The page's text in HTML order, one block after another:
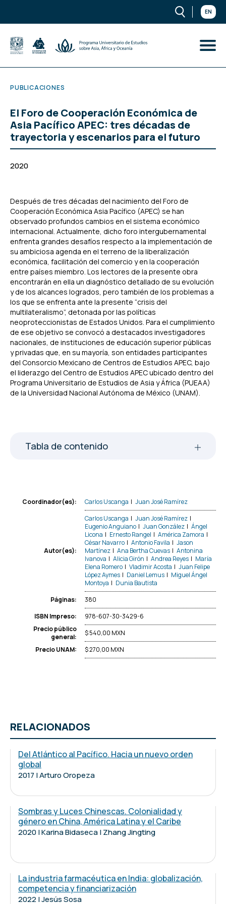
EN
PUBLICACIONES
El Foro de Cooperación Económica de
Asia Pacífico APEC: tres décadas de
trayectoria y escenarios para el futuro
2020
Después de tres décadas del nacimiento del Foro de
Cooperación Económica Asia Pacífico (APEC) se han
observado profundos cambios en el sistema económico
internacional. Actualmente, dicho foro intergubernamental
enfrenta grandes desafíos respecto a la implementación de
su ambiciosa agenda en el terreno de la liberalización
económica, facilitación del comercio y en la cooperación
entre países miembro. Los lectores de la presente obra
encontrarán en ella un diagnóstico detallado de su evolución
y de los alcances logrados, pero también de los problemas a
los que se enfrenta ante la presente “crisis del
multilateralismo”, detonada por las políticas
neoproteccionistas de Estados Unidos. Para el cumplimiento
de ese objetivo se convocó a destacados investigadores
nacionales, de instituciones de educación superior públicas
y privadas que, en su mayoría, son entidades participantes
del Consorcio Mexicano de Centros de Estudios APEC, bajo
el liderazgo del Centro de Estudios APEC ubicado dentro del
Programa Universitario de Estudios de Asia y África (PUEAA)
de la Universidad Nacional Autónoma de México (UNAM).
Tabla de contenido
Coordinador(es): Carlos Uscanga | Juan José Ramírez
Autor(es):
Carlos Uscanga | Juan José Ramírez|
Eugenio Anguiano| Juan González| Ángel
Licona | Ernesto Rangel | América Zamora |
César Navarro| Antonio Favila | Jason
Martínez| Ana Bertha Cuevas| Antonina
Ivanova | Alicia Girón | Andrea Reyes| María
Elena Romero| Vladimir Acosta | Juan Felipe
López Aymes| Daniel Lemus| Miguel Ángel
Montoya | Dunia Bautista
Páginas:
380
ISBN Impreso:
978-607-30-3429-6
Precio público
general:
$ 540,00 MXN
Precio UNAM:
$ 270,00 MXN
RELACIONADOS
Del Atlántico al Pacífico. Hacia un nuevo orden
global
2017 | Arturo Oropeza
Sombras y Luces Chinescas. Colonialidad y
género en China, América Latina y el Caribe
2020 | Karina Bidaseca | Zhang Jingting
La industria farmacéutica en India: globalización,
competencia y financiarización
2022 | Jesús Sosa